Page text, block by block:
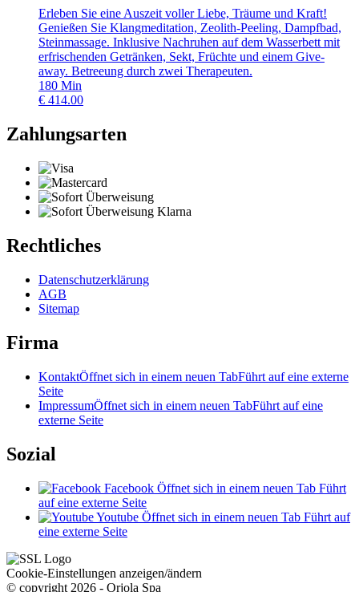
Erleben Sie eine Auszeit voller Liebe, Träume und Kraft!
Genießen Sie Klangmeditation, Zeolith-Peeling, Dampfbad,
Steinmassage. Inklusive Nachruhen auf dem Wasserbett mit
erfrischenden Getränken, Sekt, Früchte und einem Give-
away. Betreeung durch zwei Therapeuten.
180 Min
€ 414.00
Zahlungsarten
Rechtliches
Datenschutzerklärung
AGB
Sitemap
Firma
KontaktÖffnet sich in einem neuen TabFührt auf eine externe
Seite
ImpressumÖffnet sich in einem neuen TabFührt auf eine
externe Seite
Sozial
Facebook Öffnet sich in einem neuen Tab Führt
auf eine externe Seite
Youtube Öffnet sich in einem neuen Tab Führt auf
eine externe Seite
Cookie-Einstellungen anzeigen/ändern
© copyright 2026 - Orjola Spa